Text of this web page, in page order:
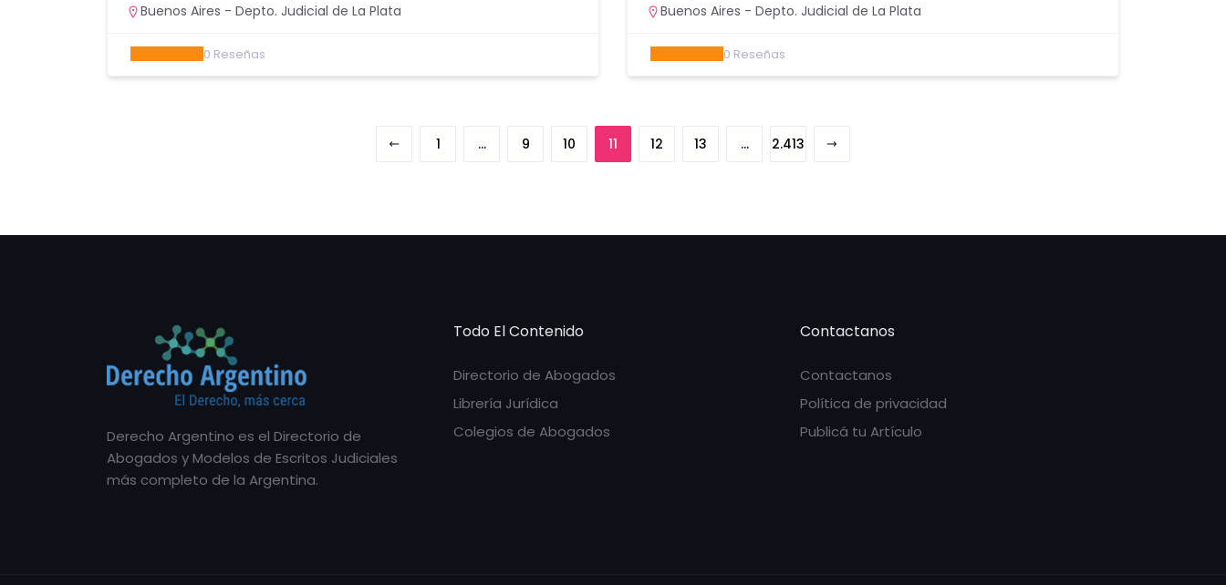
Buenos Aires - Depto. Judicial de La Plata
0 Reseñas
Buenos Aires - Depto. Judicial de La Plata
0 Reseñas
1 … 9 10 11 12 13 … 2.413
Derecho Argentino es el Directorio de
Abogados y Modelos de Escritos Judiciales
más completo de la Argentina.
Todo El Contenido
Directorio de Abogados
Librería Jurídica
Colegios de Abogados
Contactanos
Contactanos
Política de privacidad
Publicá tu Artículo